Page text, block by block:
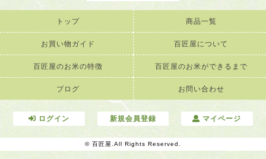
トップ 商品一覧
お買い物ガイド 百匠屋について
百匠屋のお米の特徴 百匠屋のお米ができるまで
ブログ お問い合わせ
ログイン 新規会員登録 マイページ
© 百匠屋.All Rights Reserved.